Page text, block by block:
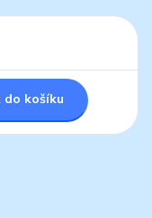
do košíku